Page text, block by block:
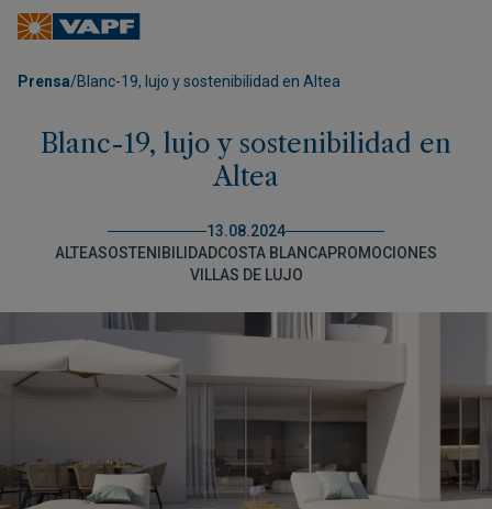
Prensa/Blanc-19, lujo y sostenibilidad en Altea
Blanc-19, lujo y sostenibilidad en
Altea
13.08.2024
ALTEASOSTENIBILIDADCOSTA BLANCAPROMOCIONES
VILLAS DE LUJO